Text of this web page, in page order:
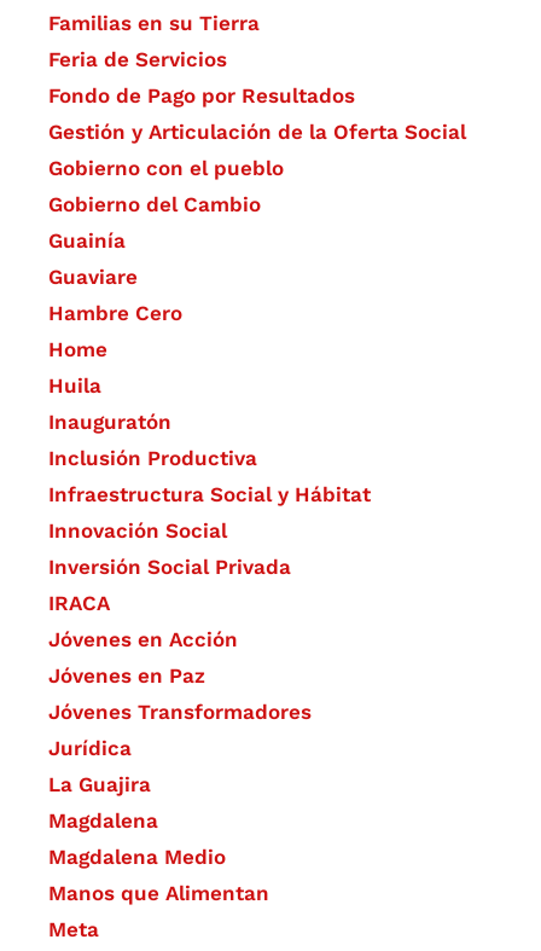
Familias en su Tierra
Feria de Servicios
Fondo de Pago por Resultados
Gestión y Articulación de la Oferta Social
Gobierno con el pueblo
Gobierno del Cambio
Guainía
Guaviare
Hambre Cero
Home
Huila
Inauguratón
Inclusión Productiva
Infraestructura Social y Hábitat
​Innovación Social
Inversión Social Privada
IRACA
Jóvenes en Acción
Jóvenes en Paz
Jóvenes Transformadores
Jurídica
La Guajira
Magdalena
Magdalena Medio
Manos que Alimentan
Meta